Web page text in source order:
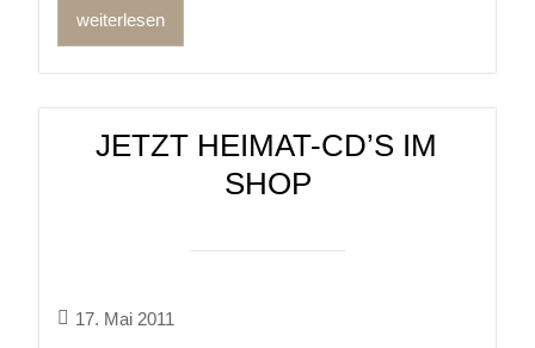
weiterlesen
JETZT HEIMAT-CD’S IM
SHOP
17. Mai 2011